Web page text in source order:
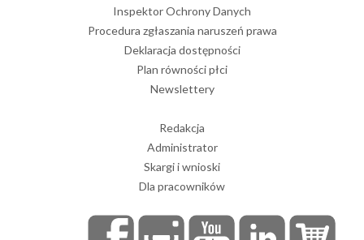
Inspektor Ochrony Danych
Procedura zgłaszania naruszeń prawa
Deklaracja dostępności
Plan równości płci
Newslettery
Redakcja
Administrator
Skargi i wnioski
Dla pracowników